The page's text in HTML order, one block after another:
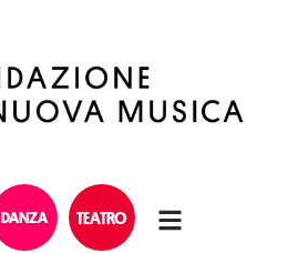
DANZA TEATRO